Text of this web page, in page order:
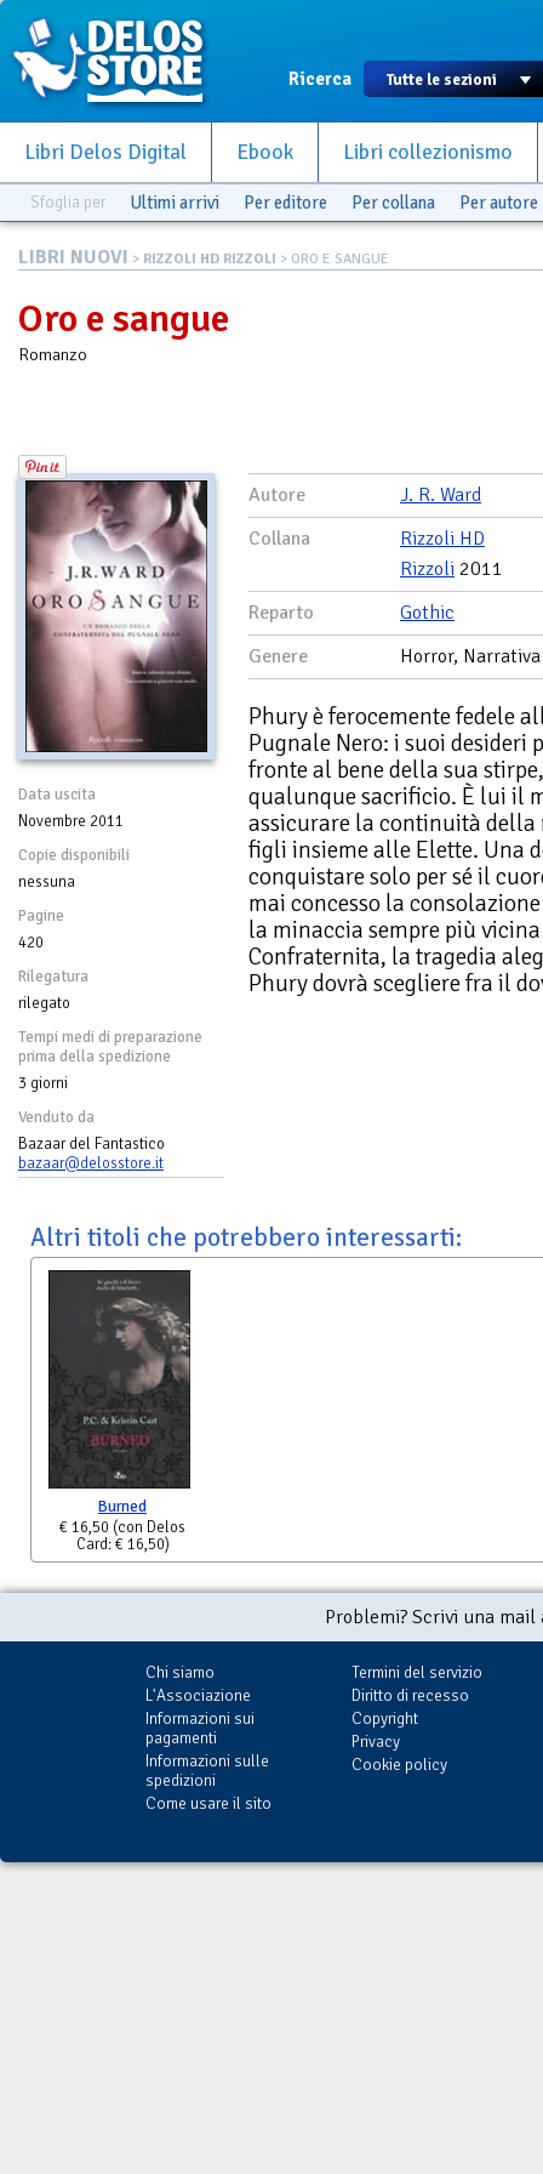
Ricerca
Libri Delos Digital Ebook Libri collezionismo
Sfoglia per Ultimi arrivi Per editore Per collana Per autore
LIBRI NUOVI > RIZZOLI HD RIZZOLI > ORO E SANGUE
Oro e sangue
Romanzo
Data uscita
Novembre 2011
Copie disponibili
nessuna
Pagine
420
Rilegatura
rilegato
Tempi medi di preparazione
prima della spedizione
3 giorni
Venduto da
Bazaar del Fantastico
bazaar@delosstore.it
Autore
J. R. Ward
Collana
Rizzoli HD
Rizzoli 2011
Reparto
Gothic
Genere
Horror, Narrativa
Phury è ferocemente fedele
Pugnale Nero: i suoi desideri
fronte al bene della sua
qualunque sacrificio. È lui il
assicurare la continuità della
figli insieme alle Elette. Una
conquistare solo per sé il
mai concesso la
la minaccia sempre più
Confraternita, la tragedia
Phury dovrà scegliere fra il
Altri titoli che potrebbero interessarti:
Burned
€ 16,50 (con Delos
Card: € 16,50)
Problemi? Scrivi una
Chi siamo
L'Associazione
Informazioni sui
pagamenti
Informazioni sulle
spedizioni
Come usare il sito
Termini del servizio
Diritto di recesso
Copyright
Privacy
Cookie policy